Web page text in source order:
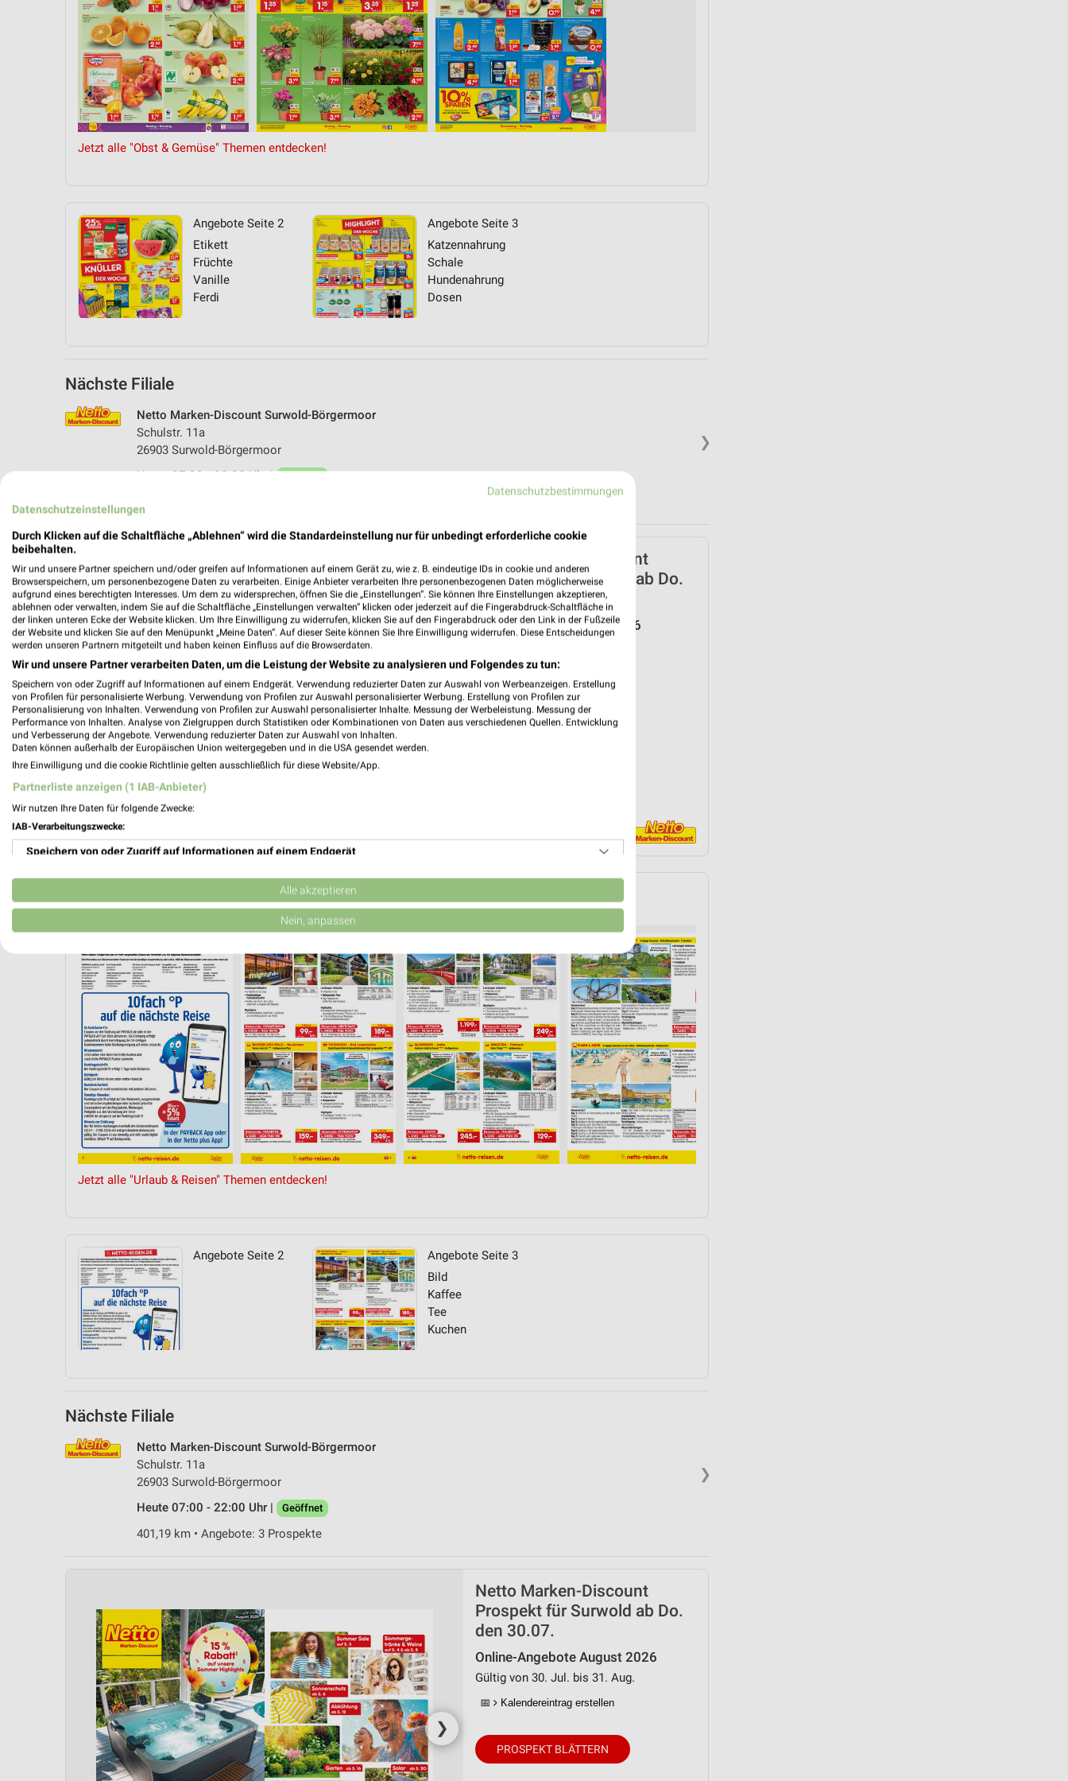
Jetzt alle "Obst & Gemüse" Themen entdecken!
Angebote Seite 2
Etikett
Früchte
Vanille
Ferdi
Angebote Seite 3
Katzennahrung
Schale
Hundenahrung
Dosen
Nächste Filiale
❯
Netto Marken-Discount Surwold-Börgermoor
Schulstr. 11a
26903 Surwold-Börgermoor
Heute 07:00 - 22:00 Uhr | Geöffnet
❯
Netto Marken-Discount
Prospekt für Surwold ab Do.
den 30.07.
Reisemagazin August 2026
📅 Kalendereintrag erstellen
PROSPEKT BLÄTTERN
Jetzt alle "Urlaub & Reisen" Themen entdecken!
Angebote Seite 2
Angebote Seite 3
Bild
Kaffee
Tee
Kuchen
Nächste Filiale
❯
Netto Marken-Discount Surwold-Börgermoor
Schulstr. 11a
26903 Surwold-Börgermoor
Heute 07:00 - 22:00 Uhr |
Geöffnet
401,19 km • Angebote: 3 Prospekte
❯
Netto Marken-Discount
Prospekt für Surwold ab Do.
den 30.07.
Online-Angebote August 2026
Gültig von 30. Jul. bis 31. Aug.
📅 Kalendereintrag erstellen
PROSPEKT BLÄTTERN
Datenschutzbestimmungen
Datenschutzeinstellungen
Durch Klicken auf die Schaltfläche „Ablehnen“ wird die Standardeinstellung nur für unbedingt erforderliche cookie
beibehalten.
Wir und unsere Partner speichern und/oder greifen auf Informationen auf einem Gerät zu, wie z. B. eindeutige IDs in cookie und anderen
Browserspeichern, um personenbezogene Daten zu verarbeiten. Einige Anbieter verarbeiten Ihre personenbezogenen Daten möglicherweise
aufgrund eines berechtigten Interesses. Um dem zu widersprechen, öffnen Sie die „Einstellungen“. Sie können Ihre Einstellungen akzeptieren,
ablehnen oder verwalten, indem Sie auf die Schaltfläche „Einstellungen verwalten“ klicken oder jederzeit auf die Fingerabdruck-Schaltfläche in
der linken unteren Ecke der Website klicken. Um Ihre Einwilligung zu widerrufen, klicken Sie auf den Fingerabdruck oder den Link in der Fußzeile
der Website und klicken Sie auf den Menüpunkt „Meine Daten“. Auf dieser Seite können Sie Ihre Einwilligung widerrufen. Diese Entscheidungen
werden unseren Partnern mitgeteilt und haben keinen Einfluss auf die Browserdaten.
Wir und unsere Partner verarbeiten Daten, um die Leistung der Website zu analysieren und Folgendes zu tun:
Speichern von oder Zugriff auf Informationen auf einem Endgerät. Verwendung reduzierter Daten zur Auswahl von Werbeanzeigen. Erstellung
von Profilen für personalisierte Werbung. Verwendung von Profilen zur Auswahl personalisierter Werbung. Erstellung von Profilen zur
Personalisierung von Inhalten. Verwendung von Profilen zur Auswahl personalisierter Inhalte. Messung der Werbeleistung. Messung der
Performance von Inhalten. Analyse von Zielgruppen durch Statistiken oder Kombinationen von Daten aus verschiedenen Quellen. Entwicklung
und Verbesserung der Angebote. Verwendung reduzierter Daten zur Auswahl von Inhalten.
Daten können außerhalb der Europäischen Union weitergegeben und in die USA gesendet werden.
Ihre Einwilligung und die cookie Richtlinie gelten ausschließlich für diese Website/App.
Partnerliste anzeigen (1 IAB-Anbieter)
Wir nutzen Ihre Daten für folgende Zwecke:
IAB-Verarbeitungszwecke:
Speichern von oder Zugriff auf Informationen auf einem Endgerät
Verwendung reduzierter Daten zur Auswahl von Werbeanzeigen
Erstellung von Profilen für personalisierte Werbung
Erstellung von Profilen zur Personalisierung von Inhalten
Verwendung von Profilen zur Auswahl personalisierter Inhalte
Messung der Werbeleistung
Messung der Performance von Inhalten
Analyse von Zielgruppen durch Statistiken oder Kombinationen von Daten aus verschiedenen
Entwicklung und Verbesserung der Angebote
Geräte anhand von aktiv angeforderten Informationen identifizieren
Nicht-IAB-Verarbeitungszwecke:
Werbung
Alle akzeptieren
Nein, anpassen